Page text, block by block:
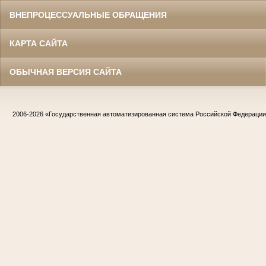
ВНЕПРОЦЕССУАЛЬНЫЕ ОБРАЩЕНИЯ
КАРТА САЙТА
ОБЫЧНАЯ ВЕРСИЯ САЙТА
2006-2026 «Государственная автоматизированная система Российской